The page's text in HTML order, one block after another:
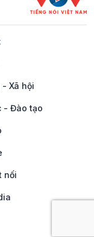
Xã hội
- Đào tạo
nối